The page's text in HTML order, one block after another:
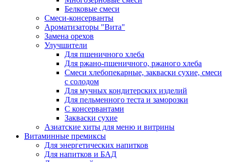
Белковые смеси
Смеси-консерванты
Ароматизаторы "Вита"
Замена орехов
Улучшители
Для пшеничного хлеба
Для ржано-пшеничного, ржаного хлеба
Смеси хлебопекарные, закваски сухие, смеси
с солодом
Для мучных кондитерских изделий
Для пельменного теста и заморозки
С консервантами
Закваски сухие
Азиатские хиты для меню и витрины
Витаминные премиксы
Для энергетических напитков
Для напитков и БАД